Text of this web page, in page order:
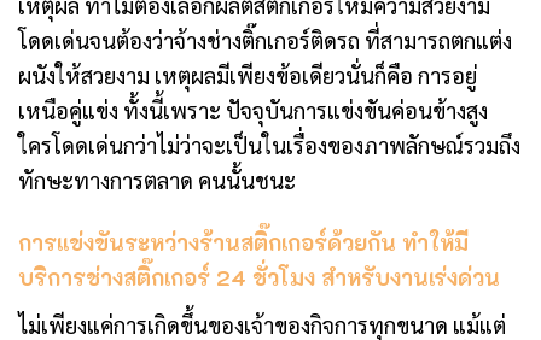
โดดเด่นจนต้องว่าจ้างช่างติ๊กเกอร์ติดรถ ที่สามารถตกแต่ง
ผนังให้สวยงาม เหตุผลมีเพียงข้อเดียวนั่นก็คือ การอยู่
เหนือคู่แข่ง ทั้งนี้เพราะ ปัจจุบันการแข่งขันค่อนข้างสูง
ใครโดดเด่นกว่าไม่ว่าจะเป็นในเรื่องของภาพลักษณ์รวมถึง
ทักษะทางการตลาด คนนั้นชนะ
การแข่งขันระหว่างร้านสติ๊กเกอร์ด้วยกัน ทำให้มี
บริการช่างสติ๊กเกอร์ 24 ชั่วโมง สำหรับงานเร่งด่วน
ไม่เพียงแค่การเกิดขึ้นของเจ้าของกิจการทุกขนาด แม้แต่